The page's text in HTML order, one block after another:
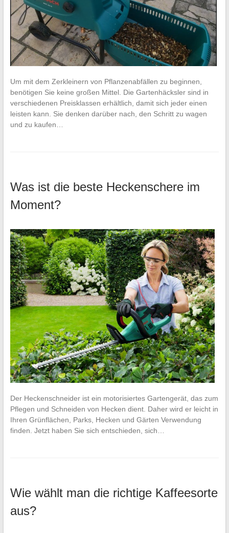
Um mit dem Zerkleinern von Pflanzenabfällen zu beginnen,
benötigen Sie keine großen Mittel. Die Gartenhäcksler sind in
verschiedenen Preisklassen erhältlich, damit sich jeder einen
leisten kann. Sie denken darüber nach, den Schritt zu wagen
und zu kaufen…
Was ist die beste Heckenschere im
Moment?
Der Heckenschneider ist ein motorisiertes Gartengerät, das zum
Pflegen und Schneiden von Hecken dient. Daher wird er leicht in
Ihren Grünflächen, Parks, Hecken und Gärten Verwendung
finden. Jetzt haben Sie sich entschieden, sich…
Wie wählt man die richtige Kaffeesorte
aus?